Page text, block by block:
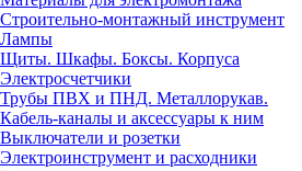
Строительно-монтажный инструмент
Лампы
Щиты. Шкафы. Боксы. Корпуса
Электросчетчики
Трубы ПВХ и ПНД. Металлорукав.
Кабель-каналы и аксессуары к ним
Выключатели и розетки
Электроинструмент и расходники